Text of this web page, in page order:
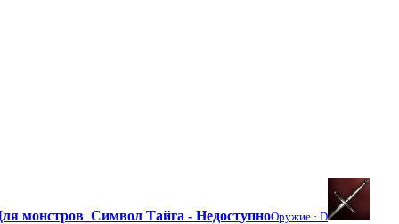
монстров_Символ Тайга - НедоступноОружие · D